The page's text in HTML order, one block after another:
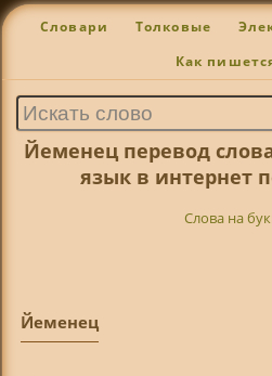
Словари Толковые
Как
Йеменец перевод
язык в интернет
Слова на
Йеменец